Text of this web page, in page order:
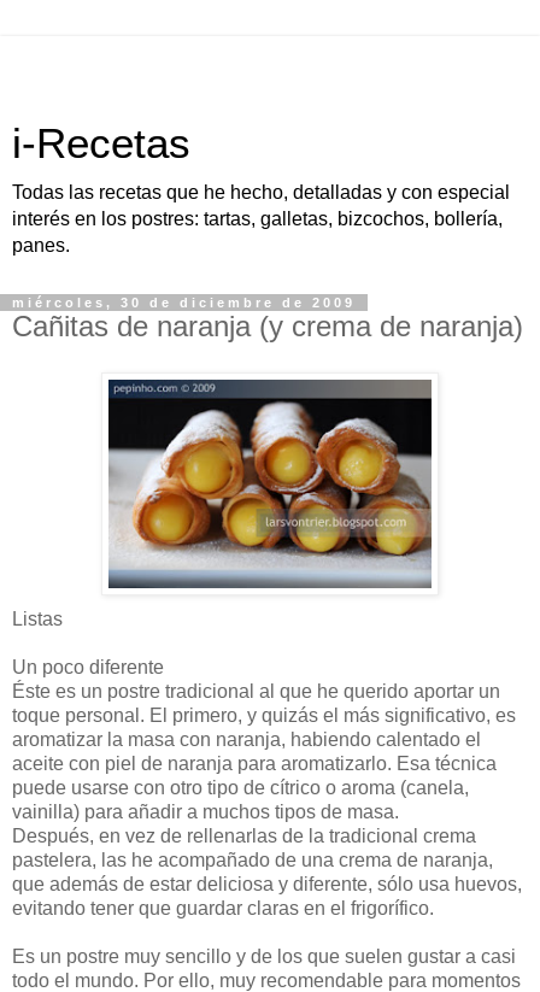
i-Recetas
Todas las recetas que he hecho, detalladas y con especial
interés en los postres: tartas, galletas, bizcochos, bollería,
panes.
miércoles, 30 de diciembre de 2009
Cañitas de naranja (y crema de naranja)
Listas
Un poco diferente
Éste es un postre tradicional al que he querido aportar un
toque personal. El primero, y quizás el más significativo, es
aromatizar la masa con naranja, habiendo calentado el
aceite con piel de naranja para aromatizarlo. Esa técnica
puede usarse con otro tipo de cítrico o aroma (canela,
vainilla) para añadir a muchos tipos de masa.
Después, en vez de rellenarlas de la tradicional crema
pastelera, las he acompañado de una crema de naranja,
que además de estar deliciosa y diferente, sólo usa huevos,
evitando tener que guardar claras en el frigorífico.
Es un postre muy sencillo y de los que suelen gustar a casi
todo el mundo. Por ello, muy recomendable para momentos